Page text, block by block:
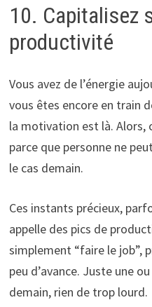
10. Capitalisez
productivité
Vous avez de l’énergie
vous êtes encore en train
la motivation est là. Alors,
parce que personne ne
le cas demain.
Ces instants précieux,
appelle des pics de
simplement “faire le job”,
peu d’avance. Juste une
demain, rien de trop lourd.